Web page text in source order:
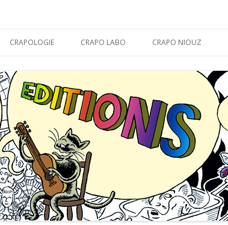
au
CRAPOLOGIE CRAPO LABO
LA THÉORIE DU CRAPO
BON DÉBARRAS !
CRAPO NIOUZ